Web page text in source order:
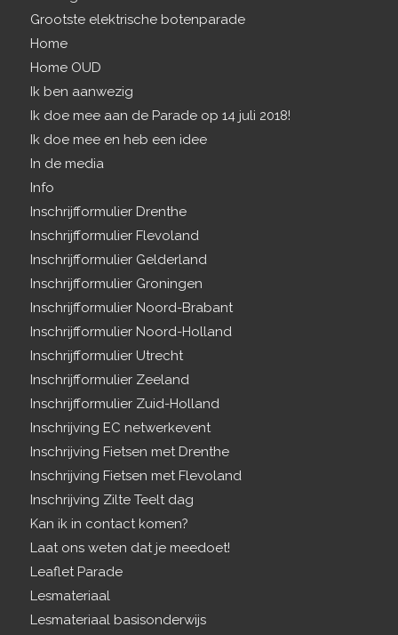
Grootste elektrische botenparade
Home
Home OUD
Ik ben aanwezig
Ik doe mee aan de Parade op 14 juli 2018!
Ik doe mee en heb een idee
In de media
Info
Inschrijfformulier Drenthe
Inschrijfformulier Flevoland
Inschrijfformulier Gelderland
Inschrijfformulier Groningen
Inschrijfformulier Noord-Brabant
Inschrijfformulier Noord-Holland
Inschrijfformulier Utrecht
Inschrijfformulier Zeeland
Inschrijfformulier Zuid-Holland
Inschrijving EC netwerkevent
Inschrijving Fietsen met Drenthe
Inschrijving Fietsen met Flevoland
Inschrijving Zilte Teelt dag
Kan ik in contact komen?
Laat ons weten dat je meedoet!
Leaflet Parade
Lesmateriaal
Lesmateriaal basisonderwijs